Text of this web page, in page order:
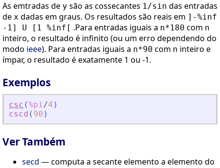
As emtradas de y são as cossecantes 1/sin das entradas
de x dadas em graus. Os resultados são reais em ]-%inf
-1] U [1 %inf[ .Para entradas iguais a n*180 com n
inteiro, o resultado é infinito (ou um erro dependendo do
modo ieee). Para entradas iguais a n*90 com n inteiro e
ímpar, o resultado é exatamente 1 ou -1.
Exemplos
csc (%pi/4 )
cscd ( 90 )
Ver Também
secd — computa a secante elemento a elemento do